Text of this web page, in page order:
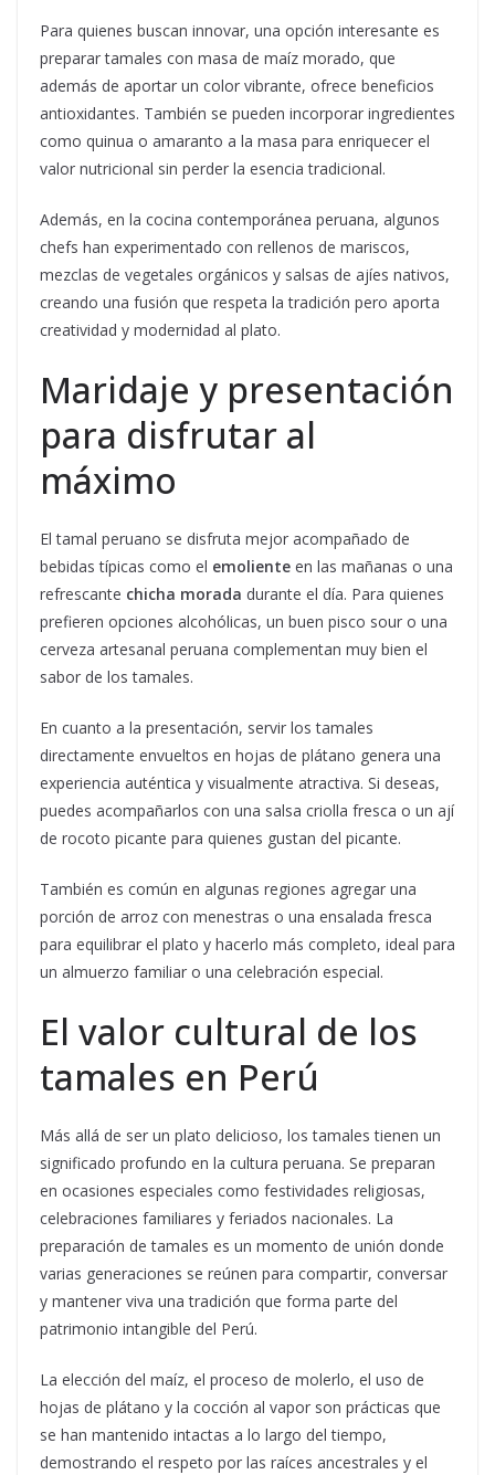
Para quienes buscan innovar, una opción interesante es
preparar tamales con masa de maíz morado, que
además de aportar un color vibrante, ofrece beneficios
antioxidantes. También se pueden incorporar ingredientes
como quinua o amaranto a la masa para enriquecer el
valor nutricional sin perder la esencia tradicional.
Además, en la cocina contemporánea peruana, algunos
chefs han experimentado con rellenos de mariscos,
mezclas de vegetales orgánicos y salsas de ajíes nativos,
creando una fusión que respeta la tradición pero aporta
creatividad y modernidad al plato.
Maridaje y presentación
para disfrutar al
máximo
El tamal peruano se disfruta mejor acompañado de
bebidas típicas como el emoliente en las mañanas o una
refrescante chicha morada durante el día. Para quienes
prefieren opciones alcohólicas, un buen pisco sour o una
cerveza artesanal peruana complementan muy bien el
sabor de los tamales.
En cuanto a la presentación, servir los tamales
directamente envueltos en hojas de plátano genera una
experiencia auténtica y visualmente atractiva. Si deseas,
puedes acompañarlos con una salsa criolla fresca o un ají
de rocoto picante para quienes gustan del picante.
También es común en algunas regiones agregar una
porción de arroz con menestras o una ensalada fresca
para equilibrar el plato y hacerlo más completo, ideal para
un almuerzo familiar o una celebración especial.
El valor cultural de los
tamales en Perú
Más allá de ser un plato delicioso, los tamales tienen un
significado profundo en la cultura peruana. Se preparan
en ocasiones especiales como festividades religiosas,
celebraciones familiares y feriados nacionales. La
preparación de tamales es un momento de unión donde
varias generaciones se reúnen para compartir, conversar
y mantener viva una tradición que forma parte del
patrimonio intangible del Perú.
La elección del maíz, el proceso de molerlo, el uso de
hojas de plátano y la cocción al vapor son prácticas que
se han mantenido intactas a lo largo del tiempo,
demostrando el respeto por las raíces ancestrales y el